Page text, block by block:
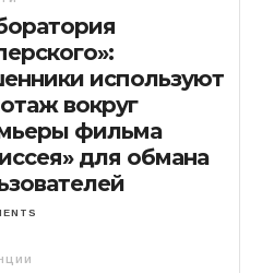
используют
вокруг
фильма
для обмана